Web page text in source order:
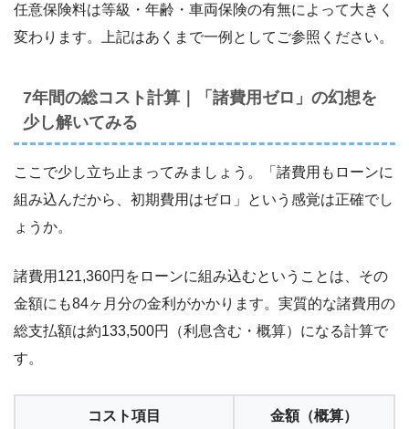
任意保険料は等級・年齢・車両保険の有無によって大きく
変わります。上記はあくまで一例としてご参照ください。
7年間の総コスト計算｜「諸費用ゼロ」の幻想を
少し解いてみる
ここで少し立ち止まってみましょう。「諸費用もローンに
組み込んだから、初期費用はゼロ」という感覚は正確でし
ょうか。
諸費用121,360円をローンに組み込むということは、その
金額にも84ヶ月分の金利がかかります。実質的な諸費用の
総支払額は約133,500円（利息含む・概算）になる計算で
す。
コスト項目 金額（概算）